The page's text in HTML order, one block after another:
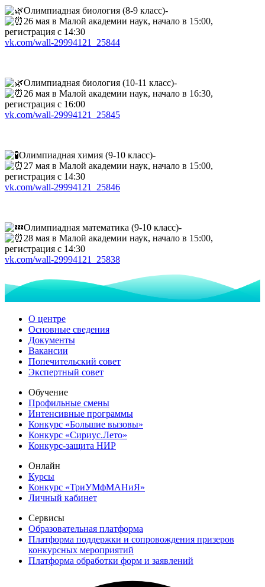
Олимпиадная биология (8-9 класс)-
26 мая в Малой академии наук, начало в 15:00,
регистрация с 14:30
vk.com/wall-29994121_25844
Олимпиадная биология (10-11 класс)-
26 мая в Малой академии наук, начало в 16:30,
регистрация с 16:00
vk.com/wall-29994121_25845
Олимпиадная химия (9-10 класс)-
27 мая в Малой академии наук, начало в 15:00,
регистрация с 14:30
vk.com/wall-29994121_25846
Олимпиадная математика (9-10 класс)-
28 мая в Малой академии наук, начало в 15:00,
регистрация с 14:30
vk.com/wall-29994121_25838
О центре
Основные сведения
Документы
Вакансии
Попечительский совет
Экспертный совет
Обучение
Профильные смены
Интенсивные программы
Конкурс «Большие вызовы»
Конкурс «Сириус.Лето»
Конкурс-защита НИР
Онлайн
Курсы
Конкурс «ТриУМфМАНиЯ»
Личный кабинет
Сервисы
Образовательная платформа
Платформа поддержки и сопровождения призеров
конкурсных мероприятий
Платформа обработки форм и заявлений